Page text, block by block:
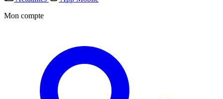
Mon compte